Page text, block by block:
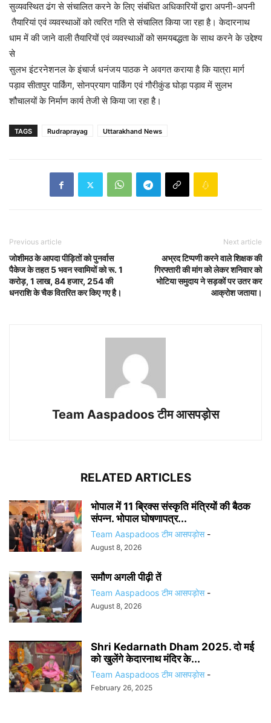
सुव्यवस्थित ढंग से संचालित करने के लिए संबंधित अधिकारियों द्वारा अपनी-अपनी
तैयारियां एवं व्यवस्थाओं को त्वरित गति से संचालित किया जा रहा है। केदारनाथ
धाम में की जाने वाली तैयारियों एवं व्यवस्थाओं को समयबद्धता के साथ करने के उद्देश्य
से
सुलभ इंटरनेशनल के इंचार्ज धनंजय पाठक ने अवगत कराया है कि यात्रा मार्ग
पड़ाव सीतापुर पार्किंग, सोनप्रयाग पार्किंग एवं गौरीकुंड घोड़ा पड़ाव में सुलभ
शौचालयों के निर्माण कार्य तेजी से किया जा रहा है।
TAGS Rudraprayag Uttarakhand News
Previous article
जोशीमठ के आपदा पीड़ितों को पुनर्वास
पैकेज के तहत 5 भवन स्वामियों को रू. 1
करोड़, 1 लाख, 84 हजार, 254 की
धनराशि के चैक वितरित कर किए गए है।
Next article
अभ्रद टिप्पणी करने वाले शिक्षक की
गिरफ्तारी की मांग को लेकर शनिवार को
भोटिया समुदाय ने सड़कों पर उतर कर
आक्रोश जताया।
Team Aaspadoos टीम आसपड़ोस
RELATED ARTICLES
भोपाल में 11 ब्रिक्स संस्कृति मंत्रियों की बैठक
संपन्न. भोपाल घोषणापत्र...
Team Aaspadoos टीम आसपड़ोस -
August 8, 2026
समौण अगली पीढ़ी तें
Team Aaspadoos टीम आसपड़ोस -
August 8, 2026
Shri Kedarnath Dham 2025. दो मई
को खुलेंगे केदारनाथ मंदिर के...
Team Aaspadoos टीम आसपड़ोस -
February 26, 2025